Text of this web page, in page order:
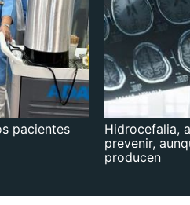
pacientes
Hidrocefalia,
prevenir,
producen